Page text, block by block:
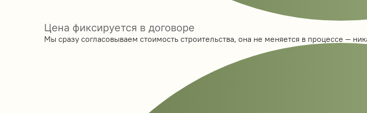
Цена фиксируется в договоре
Мы сразу согласовываем стоимость строительства, она не меняется в процессе —